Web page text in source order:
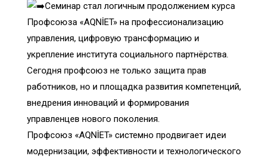
Семинар стал логичным продолжением курса
Профсоюза «AQNİET» на профессионализацию
управления, цифровую трансформацию и
укрепление института социального партнёрства.
Сегодня профсоюз не только защита прав
работников, но и площадка развития компетенций,
внедрения инноваций и формирования
управленцев нового поколения.
Профсоюз «AQNİET» системно продвигает идеи
модернизации, эффективности и технологического